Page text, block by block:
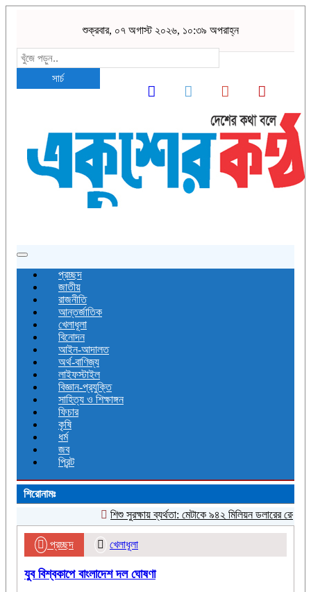
শুক্রবার, ০৭ অগাস্ট ২০২৬, ১০:৩৯ অপরাহ্ন
সার্চ
Toggle
navigationপ্রচ্ছদ
জাতীয়
রাজনীতি
আন্তর্জাতিক
খেলাধূলা
বিনোদন
আইন-আদালত
অর্থ-বাণিজ্য
লাইফস্টাইল
বিজ্ঞান-প্রযুক্তি
সাহিত্য ও শিক্ষাঙ্গন
ফিচার
কৃষি
ধর্ম
জব
প্রিন্ট
শিরোনামঃ
শিশু সুরক্ষায় ব্যর্থতা: মেটাকে ৯৪২ মিলিয়ন ডলারের রেকর্ড
প্রচ্ছদ খেলাধূলা
যুব বিশ্বকাপে বাংলাদেশ দল ঘোষণা